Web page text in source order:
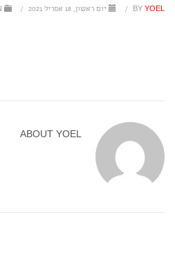
BY YOEL
/ יום ראשון, 18 אפריל 2021 /
ABOUT YOEL